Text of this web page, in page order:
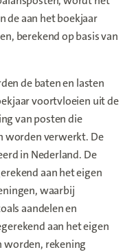
de aan het boekjaar
berekend op basis van
de baten en lasten
voortvloeien uit de
van posten die
worden verwerkt. De
in Nederland. De
aan het eigen
waarbij
aandelen en
aan het eigen
worden, rekening